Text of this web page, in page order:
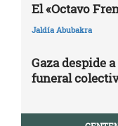
El «Octavo
Jaldía Abubakra
Gaza despide
funeral